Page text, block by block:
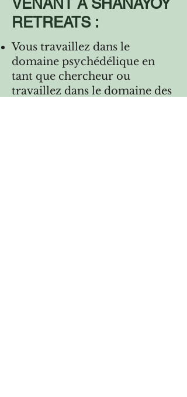
VENANT À SHANAYOY
RETREATS :
Vous travaillez dans le
domaine psychédélique en
tant que chercheur ou
travaillez dans le domaine des